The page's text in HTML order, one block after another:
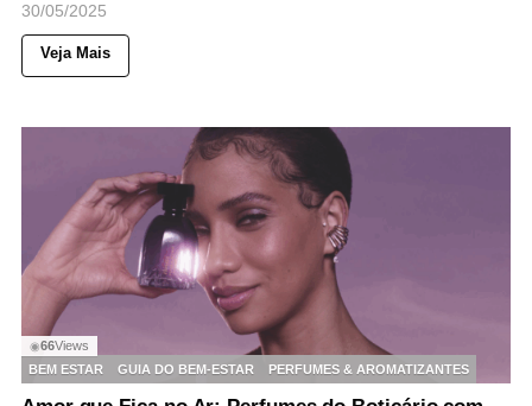
30/05/2025
Veja Mais
◉66Views
BEM ESTAR
GUIA DO BEM-ESTAR PERFUMES & AROMATIZANTES